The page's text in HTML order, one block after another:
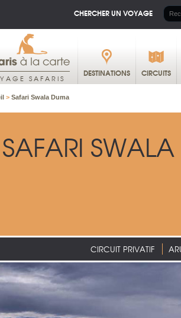
CHERCHER UN VOYAGE
SAFARIS DESTINATIONS CIRCUITS
> Safari Swala Duma
SAFARI
CIRCUIT PRIVATIF